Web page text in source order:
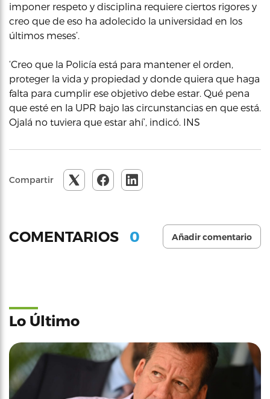
imponer respeto y disciplina requiere ciertos rigores y
creo que de eso ha adolecido la universidad en los
últimos meses’.
‘Creo que la Policía está para mantener el orden,
proteger la vida y propiedad y donde quiera que haga
falta para cumplir ese objetivo debe estar. Qué pena
que esté en la UPR bajo las circunstancias en que está.
Ojalá no tuviera que estar ahí’, indicó. INS
Compartir
COMENTARIOS 0 Añadir comentario
Lo Último